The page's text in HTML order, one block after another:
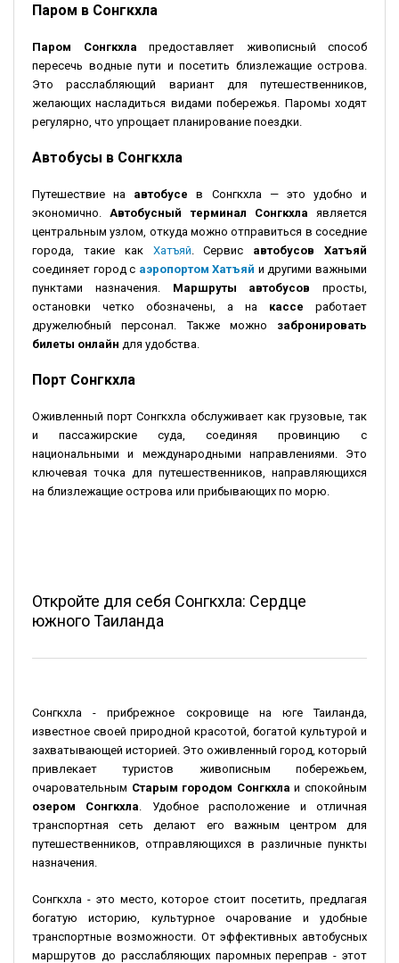
Паром в Сонгкхла
Паром Сонгкхла предоставляет живописный способ
пересечь водные пути и посетить близлежащие острова.
Это расслабляющий вариант для путешественников,
желающих насладиться видами побережья. Паромы ходят
регулярно, что упрощает планирование поездки.
Автобусы в Сонгкхла
Путешествие на автобусе в Сонгкхла — это удобно и
экономично. Автобусный терминал Сонгкхла является
центральным узлом, откуда можно отправиться в соседние
города, такие как Хатъяй . Сервис автобусов Хатъяй
соединяет город с аэропортом Хатъяй и другими важными
пунктами назначения. Маршруты автобусов просты,
остановки четко обозначены, а на кассе работает
дружелюбный персонал. Также можно забронировать
билеты онлайн для удобства.
Порт Сонгкхла
Оживленный порт Сонгкхла обслуживает как грузовые, так
и пассажирские суда, соединяя провинцию с
национальными и международными направлениями. Это
ключевая точка для путешественников, направляющихся
на близлежащие острова или прибывающих по морю.
Откройте для себя Сонгкхла: Сердце
южного Таиланда
Сонгкхла - прибрежное сокровище на юге Таиланда,
известное своей природной красотой, богатой культурой и
захватывающей историей. Это оживленный город, который
привлекает туристов живописным побережьем,
очаровательным Старым городом Сонгкхла и спокойным
озером Сонгкхла . Удобное расположение и отличная
транспортная сеть делают его важным центром для
путешественников, отправляющихся в различные пункты
назначения.
Сонгкхла - это место, которое стоит посетить, предлагая
богатую историю, культурное очарование и удобные
транспортные возможности. От эффективных автобусных
маршрутов до расслабляющих паромных переправ - этот